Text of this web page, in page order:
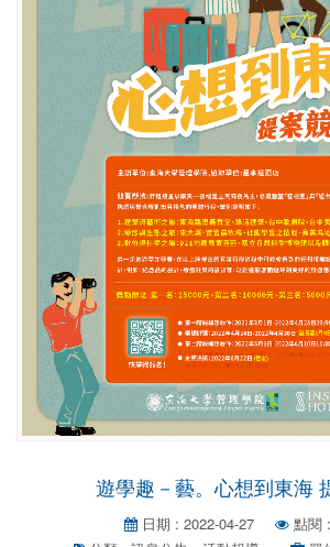
遊學趣－藝。心想到東海
日期 : 2022-04-27
點閱